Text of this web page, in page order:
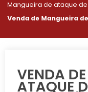
Mangueira de ataque
Venda de Mangueira
VENDA
ATAQUE